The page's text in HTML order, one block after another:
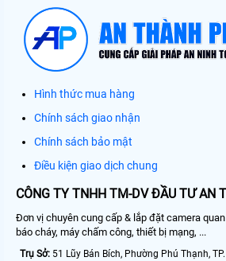
Hình thức mua hàng
Chính sách giao nhận
Chính sách bảo mật
Điều kiện giao dịch chung
CÔNG TY TNHH TM-DV ĐẦU TƯ AN
Đơn vị chuyên cung cấp & lắp đặt camera
báo cháy, máy chấm công, thiết bị mạng, ...
Trụ Sở: 51 Lũy Bán Bích, Phường Phú Thạnh,